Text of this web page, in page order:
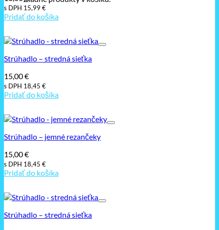
s DPH 15,99 €
Pridať do košíka
Strúhadlo – stredná sieťka
15,00€
s DPH 18,45 €
Pridať do košíka
Strúhadlo – jemné rezančeky
15,00€
s DPH 18,45 €
Pridať do košíka
Strúhadlo – stredná sieťka